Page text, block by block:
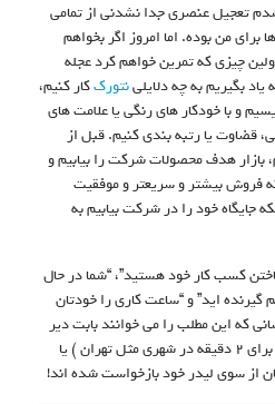
تعجیل عنصری جدا نشدنی از تمامی
من بوده. اما امروز اگر بخواهم
چیزی که تمرین خواهم کرد عجله
بگیریم به چه دلایلینتورککار کنیم،
و با خودکار های رنگی یا علامت های
قضاوت یا رتبه بندی کنیم. قبل از
بازار هدف محصولات شرکت را بیابیم و
فروش بیشتر و سریعتر و موفقیت
جایگاه خود را در شرکت بیابیم به
کسب کار خود هستید”، “شما در حال
اید” و “ساعت کاری را خودتان
که این مطلب را می خوانند بابت دیر
رسیدن به جلسه ی هفتگی ( حتی برای ۲ دقیقه در شهری مثل تهران ) یا